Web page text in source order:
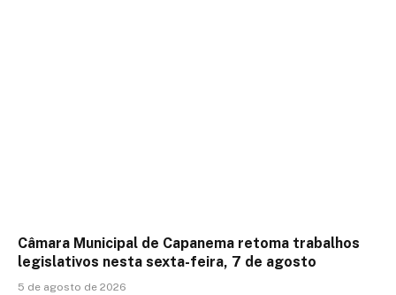
Câmara Municipal de Capanema retoma trabalhos
legislativos nesta sexta-feira, 7 de agosto
5 de agosto de 2026